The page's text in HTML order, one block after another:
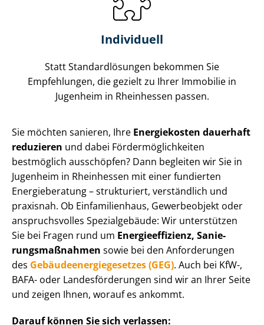
Individuell
Statt Stan­dard­lö­sun­gen bekommen Sie
Empfehlungen, die gezielt zu Ihrer Immobilie in
Jugenheim in Rheinhessen passen.
Sie möchten sanieren, Ihre Energiekosten dauerhaft
reduzieren und dabei För­der­mög­lich­kei­ten
bestmöglich ausschöpfen? Dann begleiten wir Sie in
Jugenheim in Rheinhessen mit einer fundierten
Energieberatung – strukturiert, verständlich und
praxisnah. Ob Einfamilienhaus, Gewerbeobjekt oder
anspruchsvolles Spezialgebäude: Wir unterstützen
Sie bei Fragen rund um En­er­gie­ef­fi­zi­enz, Sa­nie­
rungs­maß­nah­men sowie bei den Anforderungen
des Ge­bäu­de­en­er­gie­ge­set­zes (GEG). Auch bei KfW-,
BAFA- oder Lan­des­för­de­run­gen sind wir an Ihrer Seite
und zeigen Ihnen, worauf es ankommt.
Darauf können Sie sich verlassen: